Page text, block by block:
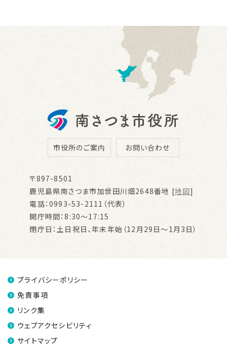
市役所のご案内 お問い合わせ
〒897-8501
鹿児島県南さつま市加世田川畑2648番地 [地図]
電話：0993-53-2111（代表）
開庁時間：8:30～17:15
閉庁日：土日祝日、年末年始（12月29日～1月3日）
プライバシーポリシー
免責事項
リンク集
ウェブアクセシビリティ
サイトマップ